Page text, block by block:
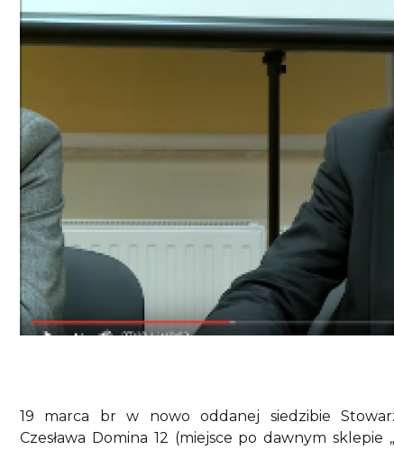
19 marca br w nowo oddanej siedzibie
Czesława Domina 12 (miejsce po dawnym